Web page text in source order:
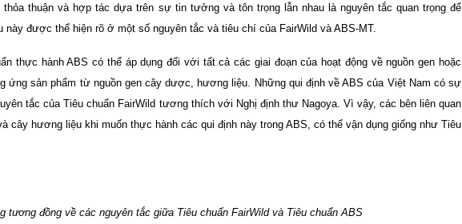
thuận và hợp tác dựa trên sự tin tưởng và tôn trọng lẫn nhau là nguyên tắc quan trọng để
được thể hiện rõ ở một số nguyên tắc và tiêu chí của FairWild và ABS-MT.
thực hành ABS có thể áp dụng đối với tất cả các giai đoạn của hoạt động về nguồn gen hoặc
ứng sản phẩm từ nguồn gen cây dược, hương liệu. Những qui định về ABS của Việt Nam có sự
tắc của Tiêu chuẩn FairWild tương thích với Nghị định thư Nagoya. Vì vậy, các bên liên quan
cây hương liệu khi muốn thực hành các qui định này trong ABS, có thể vận dụng giống như Tiêu
tương đồng về các nguyên tắc giữa Tiêu chuẩn FairWild và Tiêu chuẩn ABS